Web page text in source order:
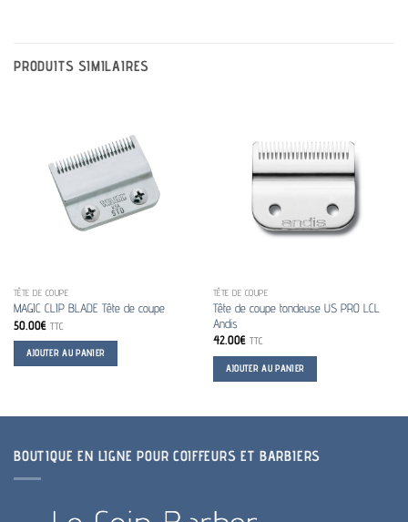
PRODUITS SIMILAIRES
TÊTE DE COUPE
MAGIC CLIP BLADE Tête de coupe
50.00€ TTC
AJOUTER AU PANIER
TÊTE DE COUPE
Tête de coupe tondeuse US PRO LCL
Andis
42.00€ TTC
AJOUTER AU PANIER
BOUTIQUE EN LIGNE POUR COIFFEURS ET BARBIERS